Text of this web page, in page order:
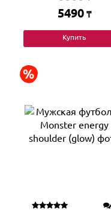
5490 ₸
Купить